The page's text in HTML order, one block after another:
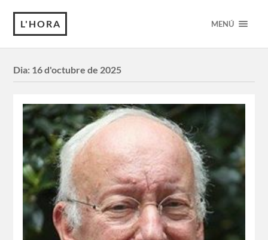
L'HORA MENÚ
Dia: 16 d'octubre de 2025